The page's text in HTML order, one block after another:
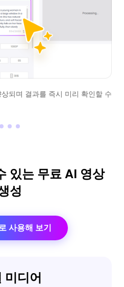
전하게 다운로드하세요.
있는 무료 AI 영상
성
사용해 보기
미디어